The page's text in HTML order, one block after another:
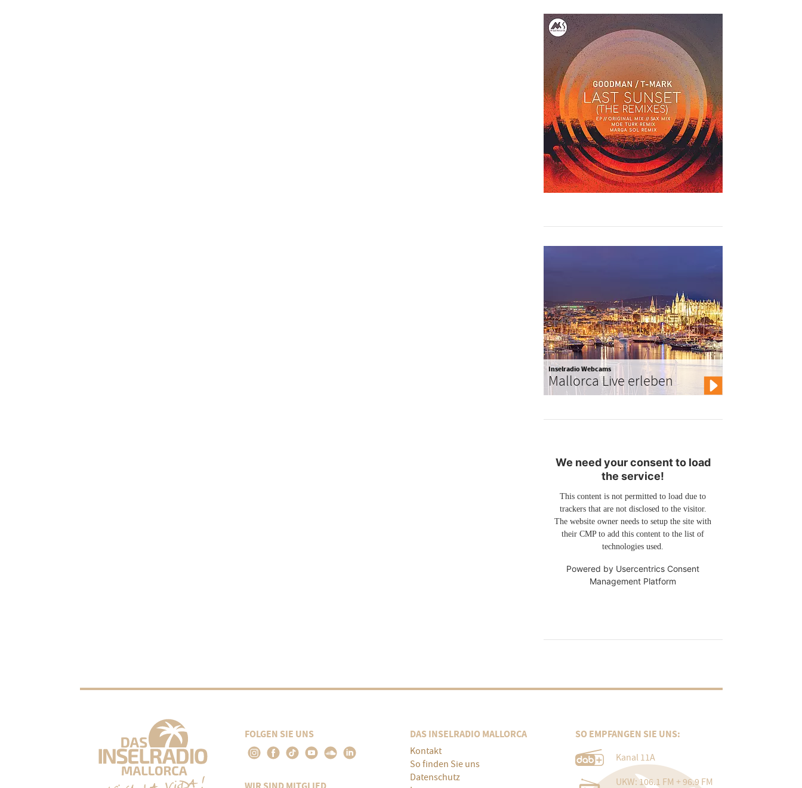
Inselradio Webcams
Mallorca Live erleben
We need your consent to load
the service!
This content is not permitted to load due to
trackers that are not disclosed to the visitor.
The website owner needs to setup the site with
their CMP to add this content to the list of
technologies used.
Powered by Usercentrics Consent
Management Platform
FOLGEN SIE UNS DAS INSELRADIO MALLORCA
Kontakt
So finden Sie uns
Datenschutz
SO EMPFANGEN SIE UNS:
Kanal 11A
UKW: 106.1 FM + 96.9 FM